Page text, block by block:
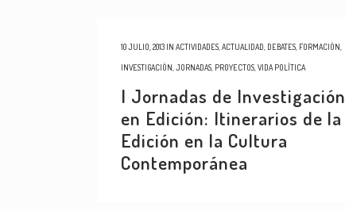
10 JULIO, 2013 IN ACTIVIDADES ACTUALIDAD DEBATES FORMACIÓN
INVESTIGACIÓN JORNADAS PROYECTOS VIDA POLÍTICA
I Jornadas de Investigación
en Edición: Itinerarios de la
Edición en la Cultura
Contemporánea